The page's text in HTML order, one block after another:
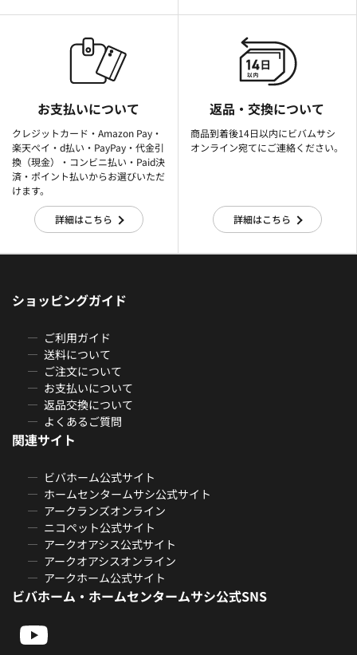
お支払いについて
クレジットカード・Amazon Pay・
楽天ぺイ・d払い・PayPay・代金引
換（現金）・コンビニ払い・Paid決
済・ポイント払いからお選びいただ
けます。
詳細はこちら
返品・交換について
商品到着後14日以内にビバムサシ
オンライン宛てにご連絡ください。
詳細はこちら
ショッピングガイド
ご利用ガイド
送料について
ご注文について
お支払いについて
返品交換について
よくあるご質問
関連サイト
ビバホーム公式サイト
ホームセンタームサシ公式サイト
アークランズオンライン
ニコペット公式サイト
アークオアシス公式サイト
アークオアシスオンライン
アークホーム公式サイト
ビバホーム・ホームセンタームサシ公式SNS